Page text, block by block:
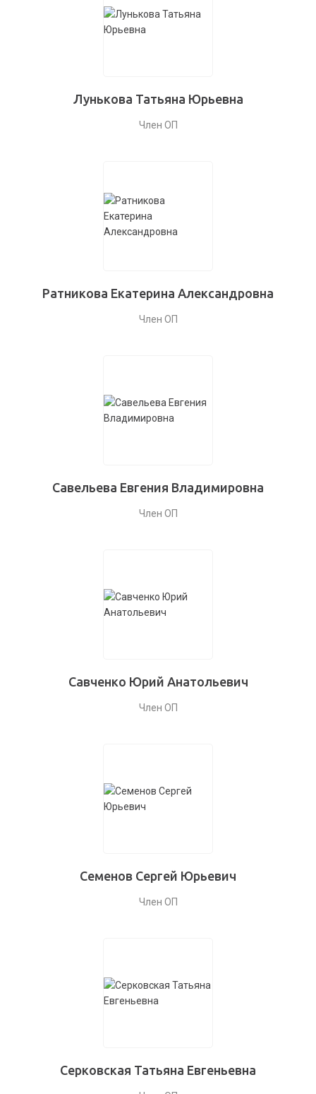
Лунькова Татьяна Юрьевна
Член ОП
Ратникова Екатерина Александровна
Член ОП
Савельева Евгения Владимировна
Член ОП
Савченко Юрий Анатольевич
Член ОП
Семенов Сергей Юрьевич
Член ОП
Серковская Татьяна Евгеньевна